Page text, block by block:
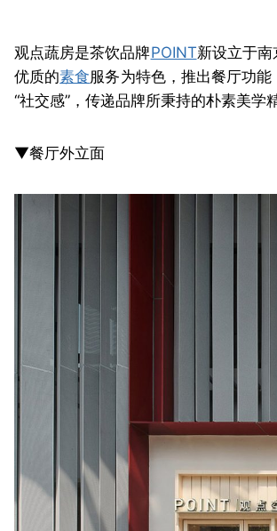
观点蔬房是茶饮品牌POINT新设立于
优质的素食服务为特色，推出餐厅功
“社交感”，传递品牌所秉持的朴素美学
▼餐厅外立面